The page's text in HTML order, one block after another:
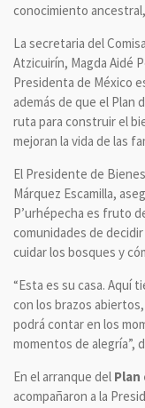
conocimiento
La secretaria del
Atzicuirín, Magda Aidé
Presidenta de México
además de que el Plan
ruta para construir el
mejoran la vida de las
El Presidente de
Márquez Escamilla,
P’urhépecha es fruto
comunidades de
cuidar los bosques y
“Esta es su casa. Aquí
con los brazos
podrá contar en los
momentos de alegría”,
En el arranque del Plan
acompañaron a la